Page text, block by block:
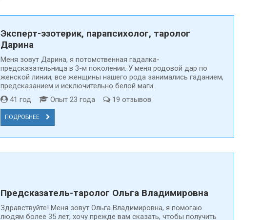
Эксперт-эзотерик, парапсихолог, таролог
Дарина
Меня зовут Дарина, я потомственная гадалка-
предсказательница в 3-м поколении. У меня родовой дар по
женской линии, все женщины нашего рода занимались гаданием,
предсказанием и исключительно белой маги...
41 год
Опыт 23 года 19 отзывов
ПОДРОБНЕЕ
Предсказатель-таролог Ольга Владимировна
Здравствуйте! Меня зовут Ольга Владимировна, я помогаю
людям более 35 лет, хочу прежде вам сказать, чтобы получить